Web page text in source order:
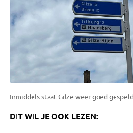
Inmiddels staat Gilze weer goed
DIT WIL JE OOK LEZEN: